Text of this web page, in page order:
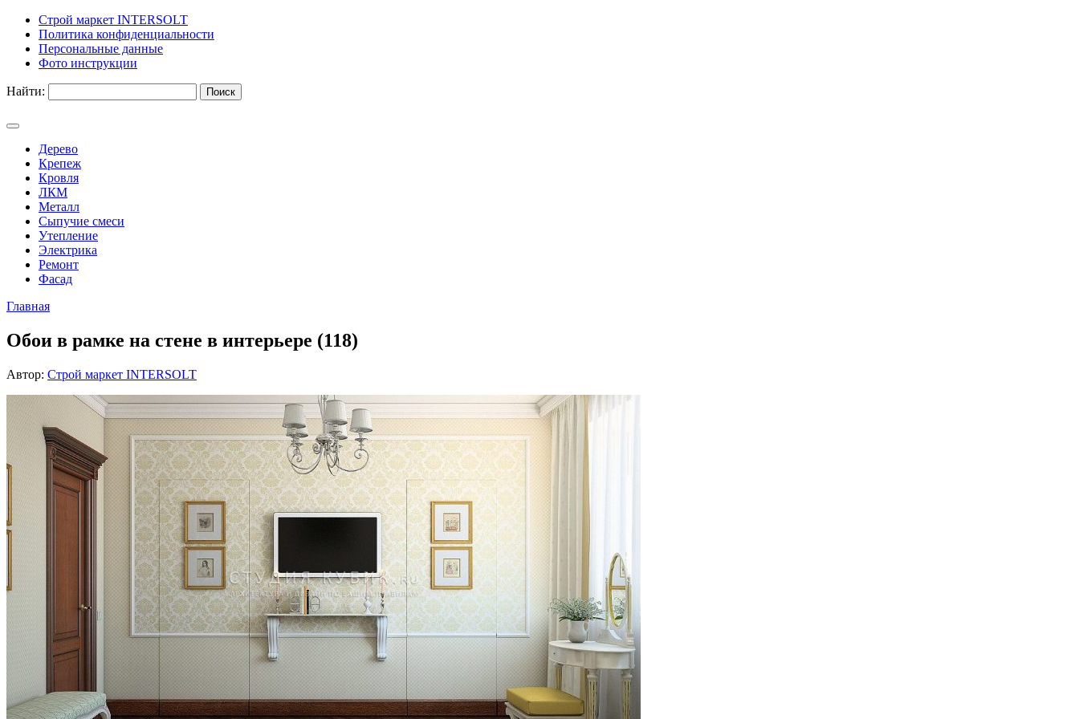
Строй маркет INTERSOLT
Политика конфиденциальности
Персональные данные
Фото инструкции
Найти:
Дерево
Крепеж
Кровля
ЛКМ
Металл
Сыпучие смеси
Утепление
Электрика
Ремонт
Фасад
Главная
Обои в рамке на стене в интерьере (118)
Автор: Строй маркет INTERSOLT